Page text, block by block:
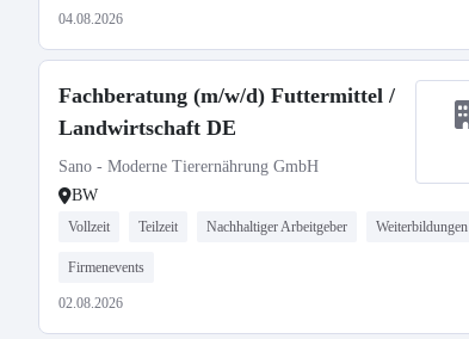
04.08.2026
Fachberatung (m/w/d) Futtermittel /
Landwirtschaft DE
Sano - Moderne Tierernährung GmbH
BW
Vollzeit Teilzeit Nachhaltiger Arbeitgeber Weiterbildungen
Firmenevents
02.08.2026